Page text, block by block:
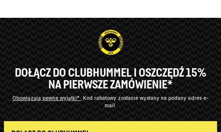
DOŁĄCZ DO CLUBHUMMEL I OSZCZĘDŹ 15%
NA PIERWSZE ZAMÓWIENIE*
Obowiązują pewne wyjątki* Kod rabatowy zostanie wysłany na podany adres e-
mail.